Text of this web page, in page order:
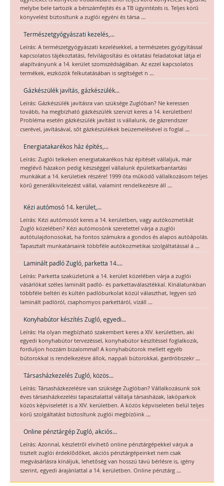
melybe bele tartozik a bérszámfejtés és a TB ügyintézés is. Teljes körű
könyvelést biztosítunk a zuglói egyéni és társa ...
Természetgyógyászati kezelés,...
Leírás: A természetgyógyászati kezelésekkel, a természetes gyógyítással
kapcsolatos tájékoztatási, felvilágosítási és oktatási feladatokat látja el
alapítványunk a 14. kerület szomszédságában. Az ezzel kapcsolatos
termékek, eszközök felkutatásában is segítséget n ...
Gázkészülék javítás, gázkészülék...
Leírás: Gázkészülék javításra van szüksége Zuglóban? Ne keressen
tovább, ha megbízható gázkészülék szervizt keres a 14. kerületben!
Probléma esetén gázkészülék javítást is vállalunk, de gázrendszer
cserével, javításával, sőt gázkészülékek beüzemelésével is foglal ...
Energiatakarékos ház építés,...
Leírás: Zuglói telkeken energiatakarékos ház építését vállaljuk, már
meglévő házakon pedig készséggel vállalunk épületkarbantartási
munkákat a 14. kerületiek részére! 1999 óta működő vállalkozásom teljes
körű generálkivitelezést vállal, valamint rendelkezésre áll ...
Kézi autómosó 14. kerület,...
Leírás: Kézi autómosót keres a 14. kerületben, vagy autókozmetikát
Zugló közelében? Kézi autómosónk szeretettel várja a zuglói
autótulajdonosokat, ha fontos számukra a gondos és alapos autóápolás.
Tapasztalt munkatársaink többféle autókozmetikai szolgáltatással á ...
Laminált padló Zugló, parketta 14....
Leírás: Parketta szaküzletünk a 14. kerület közelében várja a zuglói
vásárlókat széles laminált padló- és parkettaválasztékkal. Kínálatunkban
többféle beltéri és kültéri padlóburkolat közül választhat, legyen szó
laminált padlóról, csaphornyos parkettáról, vízáll ...
Konyhabútor készítés Zugló, egyedi...
Leírás: Ha olyan megbízható szakembert keres a XIV. kerületben, aki
egyedi konyhabútor tervezéssel, konyhabútor készítéssel foglalkozik,
forduljon hozzám bizalommal! A konyhabútorok mellett egyéb
bútorokkal is rendelkezésre állok, nappali bútorokkal, gardróbszekr...
Társasházkezelés Zugló, közös...
Leírás: Társasházkezelésre van szüksége Zuglóban? Vállalkozásunk sok
éves társasházkezelési tapasztalattal vállalja társasházak, lakóparkok
közös képviseletét is a XIV. kerületben. A közös képviseleten belül teljes
körű szolgáltatást biztosítunk zuglói megbízóink ...
Online pénztárgép Zugló, akciós...
Leírás: Azonnal, készletről elvihető online pénztárgépekkel várjuk a
tisztelt zuglói érdeklődőket, akciós pénztárgépeinket nem csak
megvásárlásra kínáljuk, lehetőség van hosszú távú bérlésre is, igény
szerint, egyedi árajánlattal a 14. kerületben. Online pénztárg ...